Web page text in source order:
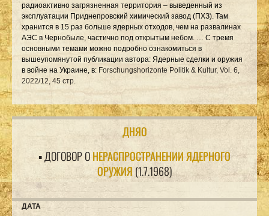
радиоактивно загрязненная территория – выведенный из
эксплуатации Приднепровский химический завод (ПХЗ). Там
хранится в 15 раз больше ядерных отходов, чем на развалинах
АЭС в Чернобыле, частично под открытым небом. … С тремя
основными темами можно подробно ознакомиться в
вышеупомянутой публикации автора: Ядерные сделки и оружия
в войне на Украине, в: Forschungshorizonte Politik & Kultur, Vol. 6,
2022/12, 45 стр.
ДНЯО
▪ ДОГОВОР ОНЕРАСПРОСТРАНЕНИИ ЯДЕРНОГО
ОРУЖИЯ (1.7.1968)
ДАТА